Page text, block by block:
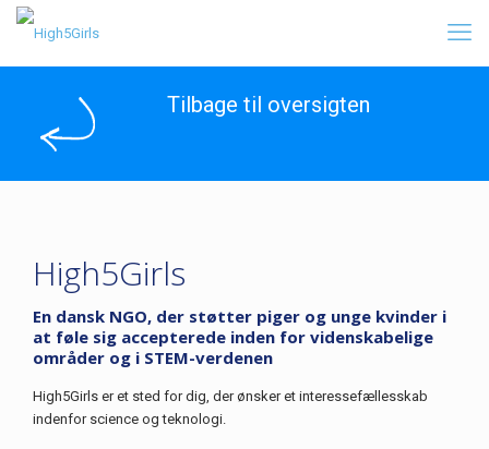
Tilbage til oversigten
High5Girls
En dansk NGO, der støtter piger og unge kvinder i
at føle sig accepterede inden for videnskabelige
områder og i STEM-verdenen
High5Girls er et sted for dig, der ønsker et interessefællesskab
indenfor science og teknologi.